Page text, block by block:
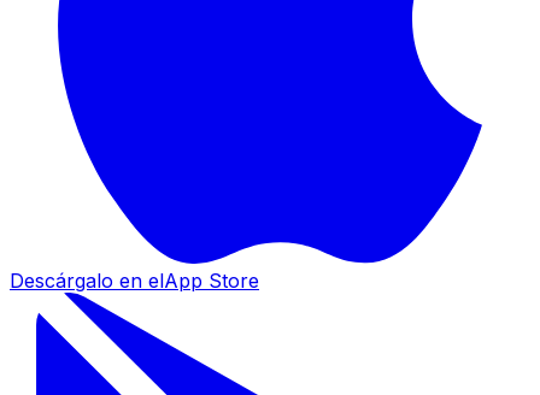
Descárgalo en elApp Store